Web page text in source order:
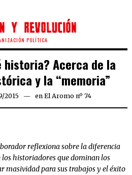
POLÍTICA
historia? Acerca de la
y la “memoria”
2015 en El Aromo nº 74
reflexiona sobre la diferencia
historiadores que dominan los
masividad para sus trabajos y el éxito